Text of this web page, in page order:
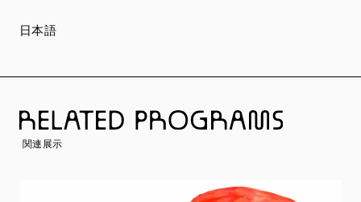
日本語
関連展示